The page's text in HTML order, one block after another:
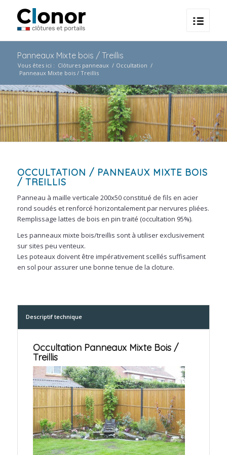
Panneaux Mixte bois / Treillis
Vous êtes ici : Clôtures panneaux / Occultation /
Panneaux Mixte bois / Treillis
OCCULTATION / PANNEAUX MIXTE BOIS
/ TREILLIS
Panneau à maille verticale 200x50 constitué de fils en acier
rond soudés et renforcé horizontalement par nervures pliées.
Remplissage lattes de bois en pin traité (occultation 95%).
Les panneaux mixte bois/treillis sont à utiliser exclusivement
sur sites peu venteux.
Les poteaux doivent être impérativement scellés suffisament
en sol pour assurer une bonne tenue de la cloture.
Descriptif technique
Occultation Panneaux Mixte Bois /
Treillis